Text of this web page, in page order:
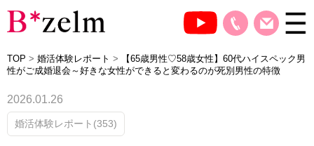
TOP > 婚活体験レポート >
【65歳男性♡58歳女性】60代ハイスペック男
性がご成婚退会～好きな女性ができると変わるのが死別男性の特徴
2026.01.26
婚活体験レポート(353)